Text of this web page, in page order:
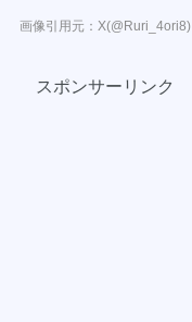
画像引用元：X(@Ruri_4ori8)
スポンサーリンク